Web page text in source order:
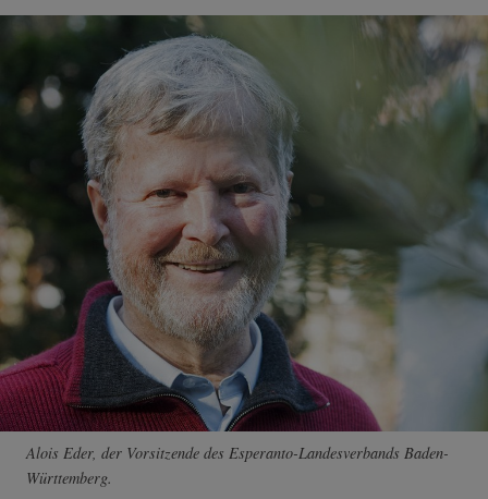
Alois Eder, der Vorsitzende des Esperanto-Landesverbands Baden-
Württemberg.